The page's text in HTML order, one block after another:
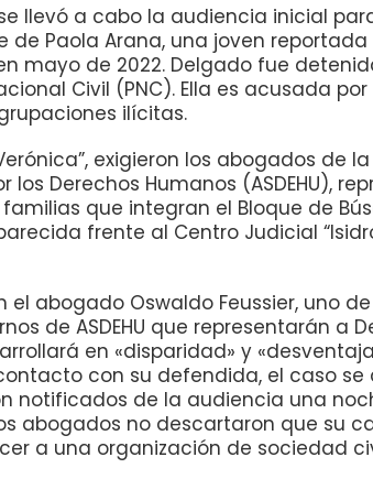
llevó a cabo la audiencia inicial
de Paola Arana, una joven
mayo de 2022. Delgado fue
Civil (PNC). Ella es acusada
ilícitas.
exigieron los abogados de
los Derechos Humanos (ASDEHU),
que integran el Bloque de
frente al Centro Judicial
el abogado Oswaldo Feussier, uno
de ASDEHU que representarán a
en «disparidad» y
con su defendida, el caso se
notificados de la audiencia una
abogados no descartaron que su
a una organización de sociedad